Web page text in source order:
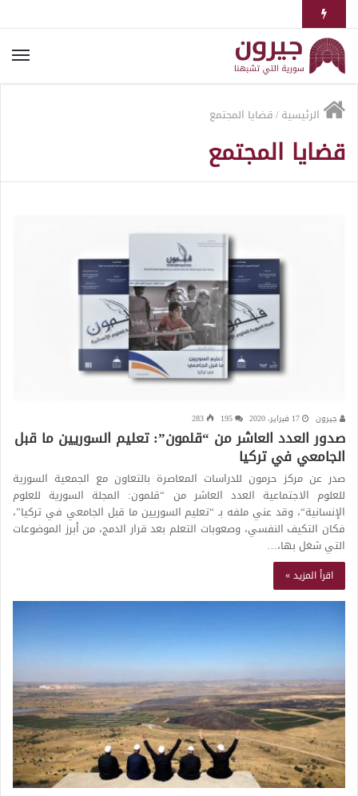
الرئيسية/قضايا المجتمع
قضايا المجتمع
جيرون 17 فبراير، 2020 283
صدور العدد العاشر من “قلمون”: تعليم السوريين ما قبل
الجامعي في تركيا
صدر عن مركز حرمون للدراسات المعاصرة بالتعاون مع الجمعية السورية
للعلوم الاجتماعية العدد العاشر من “قلمون: المجلة السورية للعلوم
الإنسانية“، وقد عني ملفه بـ “تعليم السوريين ما قبل الجامعي في تركيا”،
فكان التكيف النفسي، وصعوبات التعلم بعد قرار الدمج، من أبرز الموضوعات
التي شغل بها،…
اقرأ المزيد »